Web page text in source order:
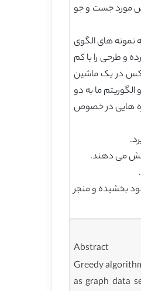
مورد جست و جو
نمونه های الگوی
و طرحی را با کم
در یک ماشین
ما به دو
هایی در خصوص
می دهند.
بخشیده و منجر
Abstract
Greedy
as graph data